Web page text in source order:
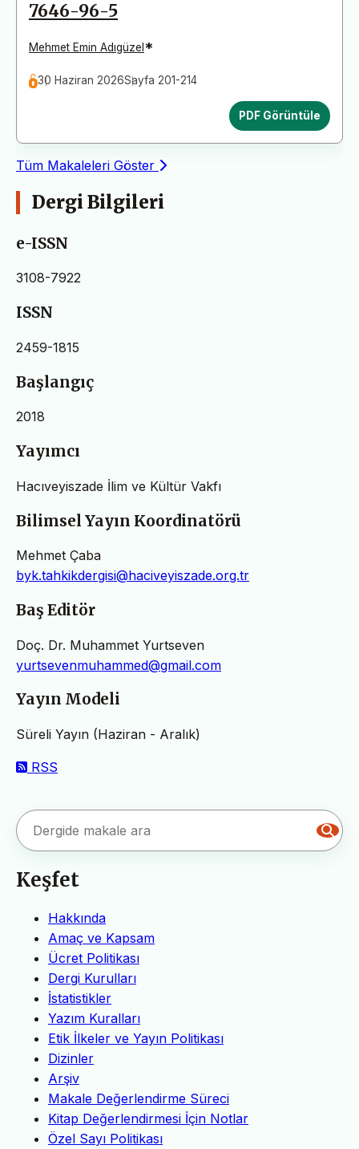
7646-96-5
Mehmet Emin Adıgüzel *
30 Haziran 2026Sayfa 201-214
PDF Görüntüle
Tüm Makaleleri Göster
Dergi Bilgileri
e-ISSN
3108-7922
ISSN
2459-1815
Başlangıç
2018
Yayımcı
Hacıveyiszade İlim ve Kültür Vakfı
Bilimsel Yayın Koordinatörü
Mehmet Çaba
byk.tahkikdergisi@haciveyiszade.org.tr
Baş Editör
Doç. Dr. Muhammet Yurtseven
yurtsevenmuhammed@gmail.com
Yayın Modeli
Süreli Yayın (Haziran - Aralık)
RSS
Keşfet
Hakkında
Amaç ve Kapsam
Ücret Politikası
Dergi Kurulları
İstatistikler
Yazım Kuralları
Etik İlkeler ve Yayın Politikası
Dizinler
Arşiv
Makale Değerlendirme Süreci
Kitap Değerlendirmesi İçin Notlar
Özel Sayı Politikası